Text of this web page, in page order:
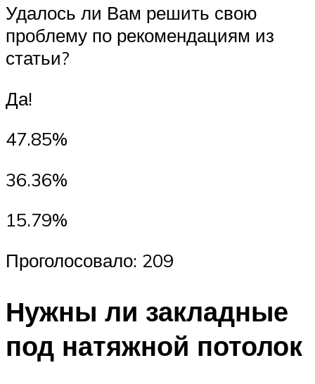
Удалось ли Вам решить свою
проблему по рекомендациям из
статьи?
Да!
47.85%
36.36%
15.79%
Проголосовало: 209
Нужны ли закладные
под натяжной потолок